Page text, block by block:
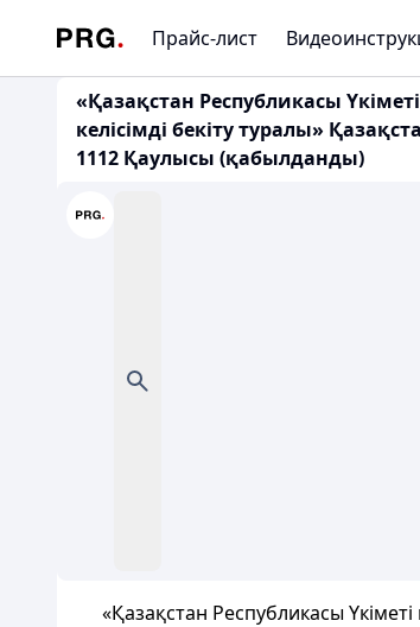
Прайс-лист
«Қазақстан Республикасы
келісімді бекіту туралы»
1112 Қаулысы (қабылданды)
«Қазақстан Республикасы